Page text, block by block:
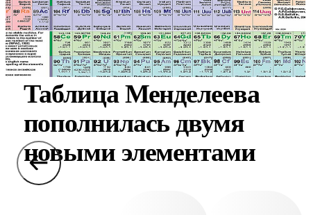
Таблица Менделеева
пополнилась двумя
новыми элементами